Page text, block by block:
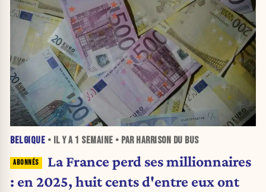
BELGIQUE • IL Y A 1 SEMAINE • PAR HARRISON DU BUS
La France perd ses millionnaires
: en 2025, huit cents d'entre eux ont